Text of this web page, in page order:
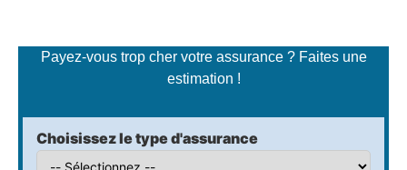
Payez-vous trop cher votre assurance ? Faites une
estimation !
Choisissez le type d'assurance